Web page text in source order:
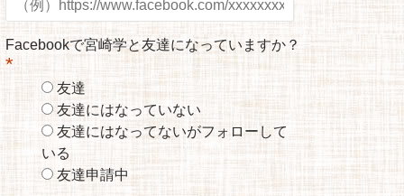
Facebookで宮崎学と友達になっていますか？
*
友達
友達にはなっていない
友達にはなってないがフォローして
いる
友達申請中